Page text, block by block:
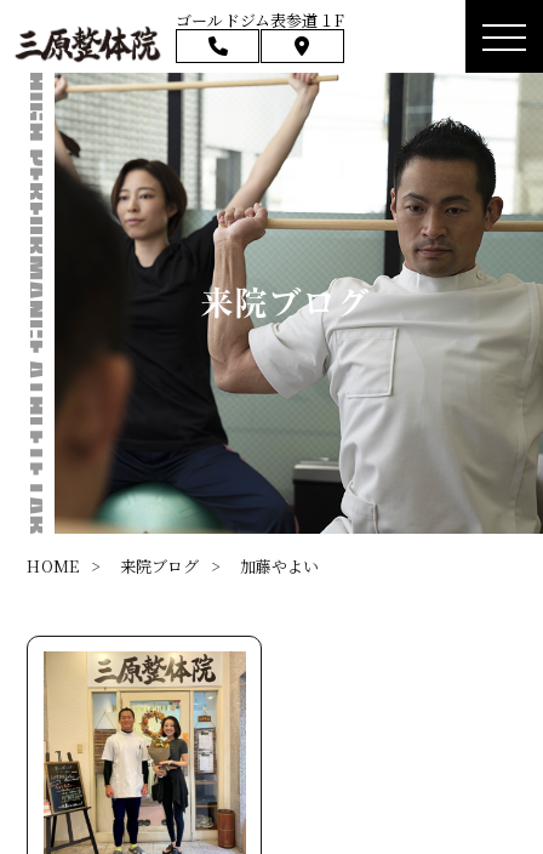
ゴールドジム表参道１F
来院ブログ
HOME > 来院ブログ > 加藤やよい